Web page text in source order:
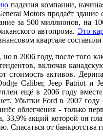
падения компании,
Motors продаёт
за 500 миллионов,
автопрома. Это
квартале
в 2006 году, после того
включая
активов.
Caliber, Jeep Patriot
ещё в 2006 году
Убытки Ford в 2007 году
облегчения - только
акций которой он
Спасаться от